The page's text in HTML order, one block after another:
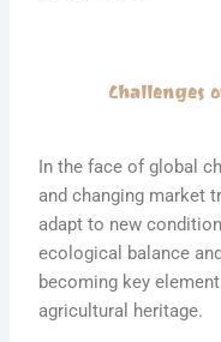
Challenges
In the face of global
and changing market
adapt to new
ecological balance
becoming key
agricultural heritage.